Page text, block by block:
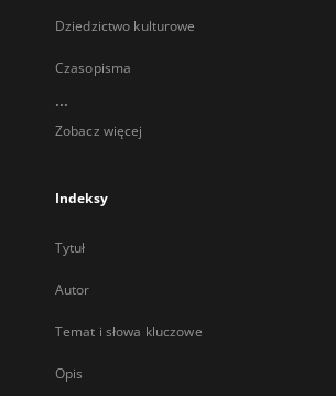
Dziedzictwo kulturowe
Czasopisma
...
Zobacz więcej
Indeksy
Tytuł
Autor
Temat i słowa kluczowe
Opis